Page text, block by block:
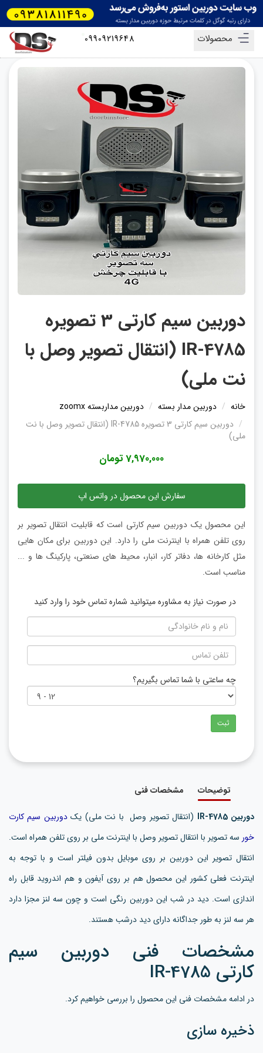
محصولات 09909219648
دوربین سیم کارتی 3 تصویره
IR-4785 (انتقال تصویر وصل با
نت ملی)
خانه دوربین مدار بسته
دوربین مداربسته zoomx
دوربین سیم کارتی 3 تصویره IR-4785 (انتقال تصویر وصل با نت
ملی)
7,970,000 تومان
سفارش این محصول در واتس اپ
این محصول یک دوربین سیم کارتی است که قابلیت انتقال تصویر بر
روی تلفن همراه با اینترنت ملی را دارد. این دوربین برای مکان هایی
مثل کارخانه ها، دفاتر کار، انبار، محیط های صنعتی، پارکینگ ها و ...
مناسب است.
در صورت نیاز به مشاوره میتوانید شماره تماس خود را وارد کنید
چه ساعتی با شما تماس بگیریم؟
ثبت
توضیحات مشخصات فنی
دوربین IR-4785 (انتقال تصویر وصل با نت ملی) یکدوربین سیم کارت
خور سه تصویر با انتقال تصویر وصل با اینترنت ملی بر روی تلفن همراه است.
انتقال تصویر این دوربین بر روی موبایل بدون فیلتر است و با توجه به
اینترنت فعلی کشور این محصول هم بر روی آیفون و هم اندروید قابل راه
اندازی است. دید در شب این دوربین رنگی است و چون سه لنز مجزا دارد
هر سه لنز به طور جداگانه دارای دید درشب هستند.
مشخصات فنی دوربین سیم
کارتی IR-4785
در ادامه مشخصات فنی این محصول را بررسی خواهیم کرد.
ذخیره سازی